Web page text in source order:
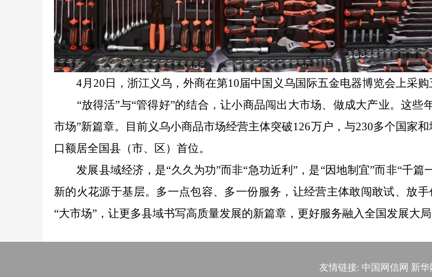
4月20日，浙江义乌，外商在第10届中国义乌国际五金电器博览会上采购
“放得活”与“管得好”的结合，让小商品闯出大市场、做成大产业。这些
市场”新篇章。目前义乌小商品市场经营主体突破126万户，与230多个国家
口额居全国县（市、区）首位。
发展县域经济，是“久久为功”而非“急功近利”，是“因地制宜”而非“千篇
新的火花源于基层。多一点包容、多一份服务，让经营主体敢闯敢试、放
“大市场”，让更多县域书写高质量发展的新篇章，更好服务融入全国发展大局
友情链接: 中国网信网 新华